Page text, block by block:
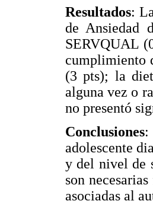
Resultados:
de Ansiedad
SERVQUAL
cumplimiento
(3 pts); la
alguna vez o
no presentó
Conclusiones:
adolescente
y del nivel de
son
asociadas al